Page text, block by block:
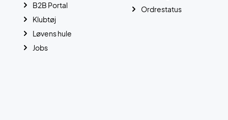
Ordrestatus
B2B Portal
Klubtøj
Løvens hule
Jobs